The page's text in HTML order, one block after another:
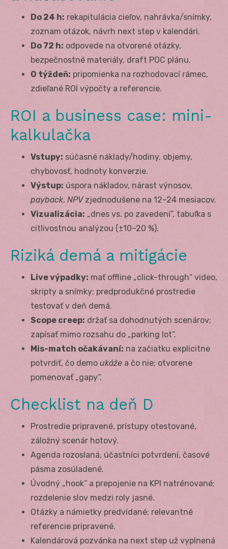
Do 24 h: rekapitulácia cieľov, nahrávka/snímky,
zoznam otázok, návrh next step v kalendári.
Do 72 h: odpovede na otvorené otázky,
bezpečnostné materiály, draft POC plánu.
O týždeň: pripomienka na rozhodovací rámec,
zdieľané ROI výpočty a referencie.
ROI a business case: mini-
kalkulačka
Vstupy: súčasné náklady/hodiny, objemy,
chybovosť, hodnoty konverzie.
Výstup: úspora nákladov, nárast výnosov,
payback, NPVzjednodušene na 12–24 mesiacov.
Vizualizácia: „dnes vs. po zavedení“, tabuľka s
citlivostnou analýzou (±10–20 %).
Riziká demá a mitigácie
Live výpadky: mať offline „click-through“ video,
skripty a snímky; predprodukčné prostredie
testovať v deň demá.
Scope creep: držať sa dohodnutých scenárov;
zapísať mimo rozsahu do „parking lot“.
Mis-match očakávaní: na začiatku explicitne
potvrdiť, čo demo ukáže a čo nie; otvorene
pomenovať „gapy“.
Checklist na deň D
Prostredie pripravené, prístupy otestované,
záložný scenár hotový.
Agenda rozoslaná, účastníci potvrdení, časové
pásma zosúladené.
Úvodný „hook“ a prepojenie na KPI natrénované;
rozdelenie slov medzi roly jasné.
Otázky a námietky predvídané; relevantné
referencie pripravené.
Kalendárová pozvánka na next step už vyplnená